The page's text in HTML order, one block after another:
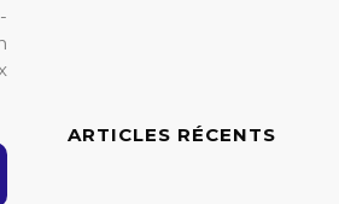
ARTICLES RÉCENTS